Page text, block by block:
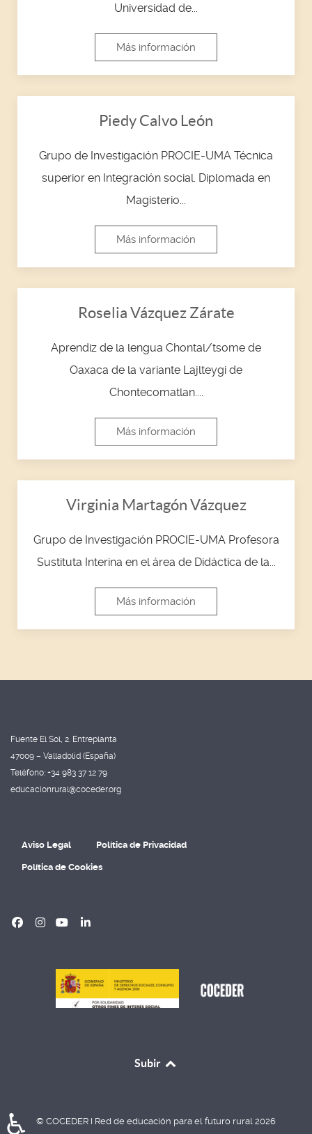
Universidad de...
Más información
Piedy Calvo León
Grupo de Investigación PROCIE-UMA Técnica
superior en Integración social. Diplomada en
Magisterio...
Más información
Roselia Vázquez Zárate
Aprendiz de la lengua Chontal/tsome de
Oaxaca de la variante Lajlteygi de
Chontecomatlan....
Más información
Virginia Martagón Vázquez
Grupo de Investigación PROCIE-UMA Profesora
Sustituta Interina en el área de Didáctica de la...
Más información
Fuente El Sol, 2. Entreplanta
47009 – Valladolid (España)
Teléfono: +34 983 37 12 79
educacionrural@coceder.org
Aviso Legal Política de Privacidad
Política de Cookies
Subir
© COCEDER I Red de educación para el futuro rural 2026